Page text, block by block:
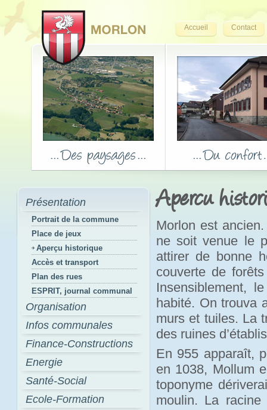
Accueil Contact
Présentation
Portrait de la commune
Place de jeux
Aperçu historique
Accès et transport
Plan des rues
ESPRIT, journal communal
Organisation
Infos communales
Finance-Constructions
Energie
Santé-Social
Ecole-Formation
Apercu
Morlon est
ne soit venue le
attirer de bonne
couverte de
Insensiblement,
habité. On trouva
murs et tuiles. La
des ruines
En 955 apparaît,
en 1038, Mollum
toponyme
moulin. La